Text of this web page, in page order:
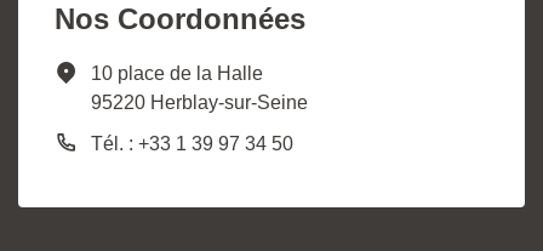
Nos Coordonnées
10 place de la Halle
95220 Herblay-sur-Seine
Tél. : +33 1 39 97 34 50